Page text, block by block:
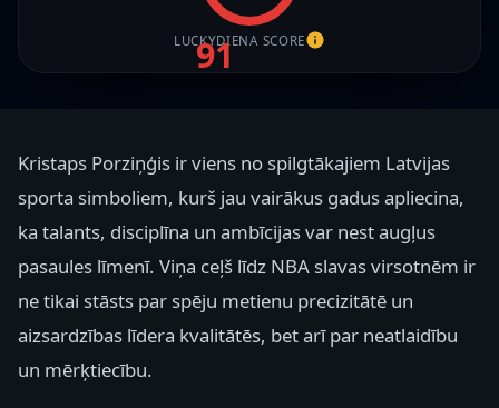
91
LUCKYDIENA SCORE
Kristaps Porziņģis ir viens no spilgtākajiem Latvijas
sporta simboliem, kurš jau vairākus gadus apliecina,
ka talants, disciplīna un ambīcijas var nest augļus
pasaules līmenī. Viņa ceļš līdz NBA slavas virsotnēm ir
ne tikai stāsts par spēju metienu precizitātē un
aizsardzības līdera kvalitātēs, bet arī par neatlaidību
un mērķtiecību.